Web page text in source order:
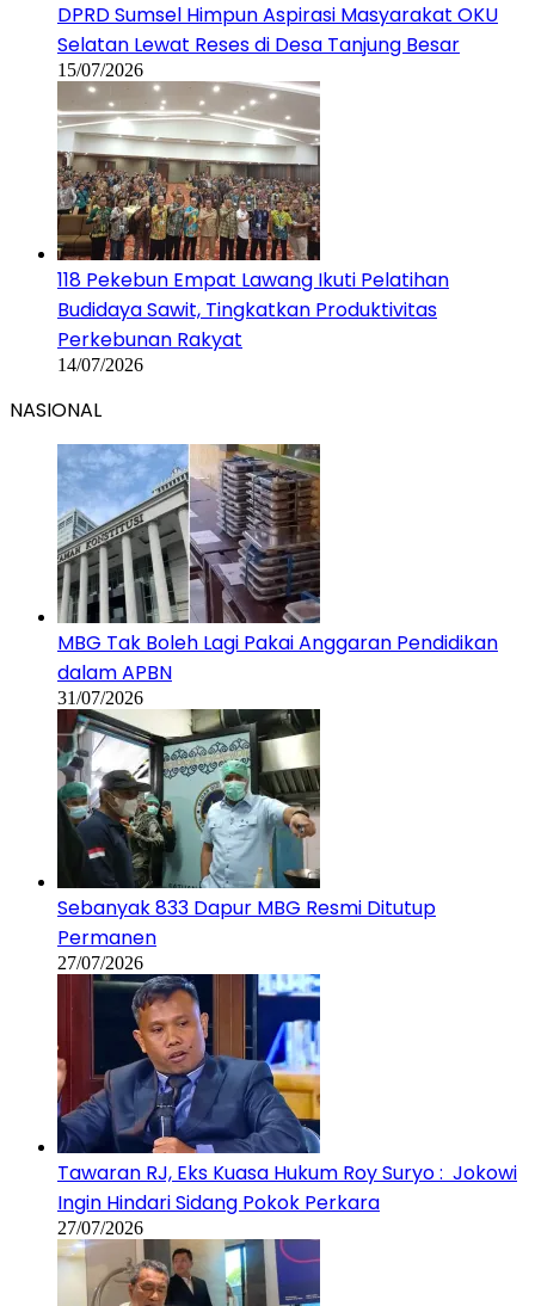
DPRD Sumsel Himpun Aspirasi Masyarakat OKU
Selatan Lewat Reses di Desa Tanjung Besar
15/07/2026
118 Pekebun Empat Lawang Ikuti Pelatihan
Budidaya Sawit, Tingkatkan Produktivitas
Perkebunan Rakyat
14/07/2026
NASIONAL
MBG Tak Boleh Lagi Pakai Anggaran Pendidikan
dalam APBN
31/07/2026
Sebanyak 833 Dapur MBG Resmi Ditutup
Permanen
27/07/2026
Tawaran RJ, Eks Kuasa Hukum Roy Suryo : Jokowi
Ingin Hindari Sidang Pokok Perkara
27/07/2026